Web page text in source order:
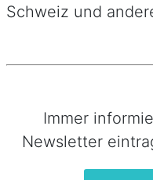
Schweiz und
Immer
Newsletter